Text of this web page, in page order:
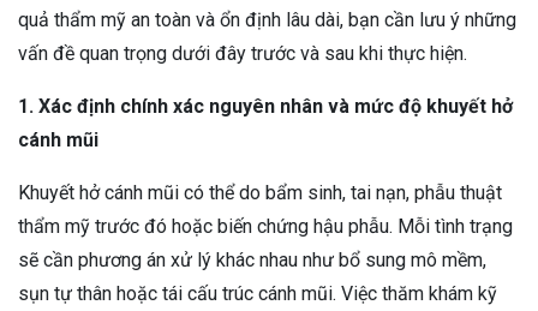
quả thẩm mỹ an toàn và ổn định lâu dài, bạn cần lưu ý những
vấn đề quan trọng dưới đây trước và sau khi thực hiện.
1. Xác định chính xác nguyên nhân và mức độ khuyết hở
cánh mũi
Khuyết hở cánh mũi có thể do bẩm sinh, tai nạn, phẫu thuật
thẩm mỹ trước đó hoặc biến chứng hậu phẫu. Mỗi tình trạng
sẽ cần phương án xử lý khác nhau như bổ sung mô mềm,
sụn tự thân hoặc tái cấu trúc cánh mũi. Việc thăm khám kỹ